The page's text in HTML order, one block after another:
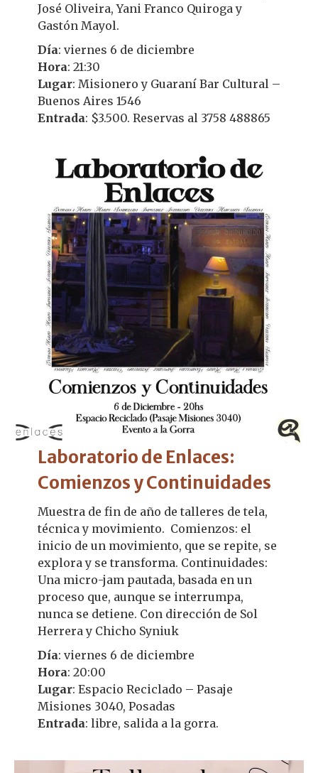
José Oliveira, Yani Franco Quiroga y
Gastón Mayol.
Día: viernes 6 de diciembre
Hora: 21:30
Lugar: Misionero y Guaraní Bar Cultural –
Buenos Aires 1546
Entrada: $3.500. Reservas al 3758 488865
Laboratorio de Enlaces:
Comienzos y Continuidades
Muestra de fin de año de talleres de tela,
técnica y movimiento. Comienzos: el
inicio de un movimiento, que se repite, se
explora y se transforma. Continuidades:
Una micro-jam pautada, basada en un
proceso que, aunque se interrumpa,
nunca se detiene. Con dirección de Sol
Herrera y Chicho Syniuk
Día: viernes 6 de diciembre
Hora: 20:00
Lugar: Espacio Reciclado – Pasaje
Misiones 3040, Posadas
Entrada: libre, salida a la gorra.